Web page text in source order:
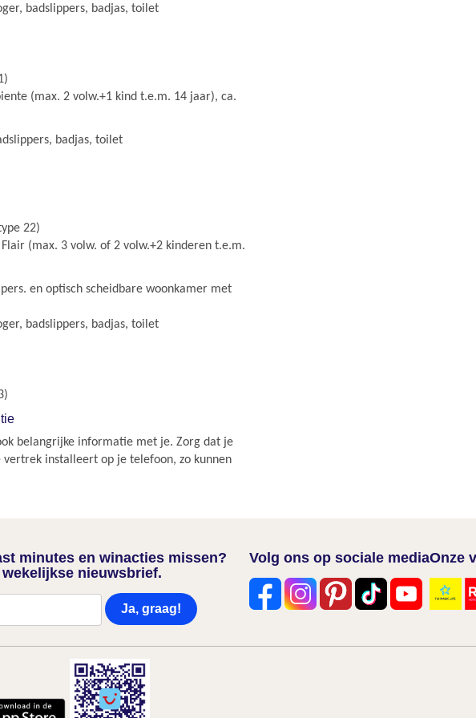
badslippers, badjas, toilet
(max. 2 volw.+1 kind t.e.m. 14 jaar), ca.
badjas, toilet
22)
Flair (max. 3 volw. of 2 volw.+2 kinderen t.e.m.
en optisch scheidbare woonkamer met
badslippers, badjas, toilet
belangrijke informatie met je. Zorg dat je
vertrek installeert op je telefoon, zo kunnen
minutes en winacties missen?
nieuwsbrief.
Ja, graag!
Volg ons op sociale mediaOnze